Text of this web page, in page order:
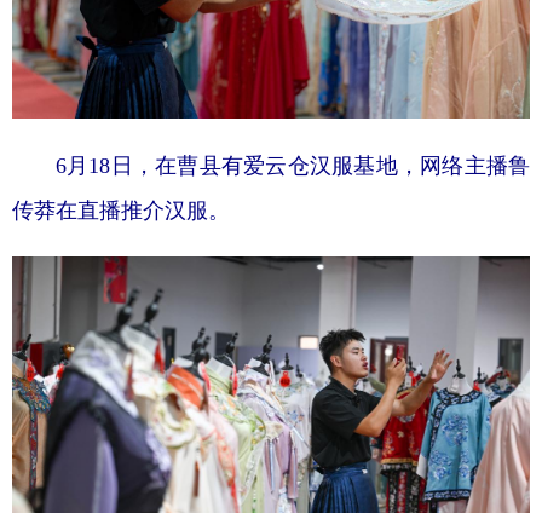
6月18日，在曹县有爱云仓汉服基地，网络主播鲁
传莽在直播推介汉服。